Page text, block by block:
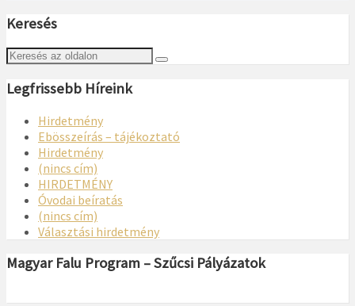
Keresés
Legfrissebb Híreink
Hirdetmény
Ebösszeírás – tájékoztató
Hirdetmény
(nincs cím)
HIRDETMÉNY
Óvodai beíratás
(nincs cím)
Választási hirdetmény
Magyar Falu Program – Szűcsi Pályázatok